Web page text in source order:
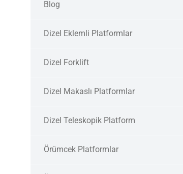
Blog
Dizel Eklemli Platformlar
Dizel Forklift
Dizel Makaslı Platformlar
Dizel Teleskopik Platform
Örümcek Platformlar